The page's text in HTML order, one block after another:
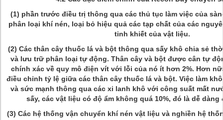
(1) phần trước điều trị thông qua các thủ tục làm việc của
phân loại khí nén, loại bỏ hiệu quả các tạp chất của các
tinh khiết của vật liệu.
(2) Các thân cây thuốc lá và bột thông qua sấy khô chia sẻ
và lưu trữ phân loại tự động. Thân cây và bột được cân tự
chính xác về quy mô điện vít với lỗi của nó ít hơn 2%. Hơn
điều chỉnh tỷ lệ giữa các thân cây thuốc lá và bột. Việc làm
và sức mạnh thông qua các xi lanh khô với công suất mất
sấy, các vật liệu có độ ẩm không quá 10%, đó là dễ
(3) Các hệ thống vận chuyển khí nén vật liệu và nghiền hệ